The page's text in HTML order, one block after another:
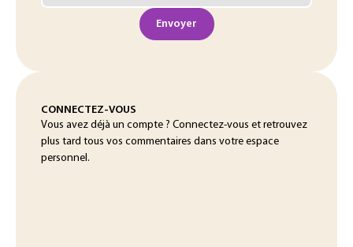
Envoyer
CONNECTEZ-VOUS
Vous avez déjà un compte ? Connectez-vous et retrouvez
plus tard tous vos commentaires dans votre espace
personnel.